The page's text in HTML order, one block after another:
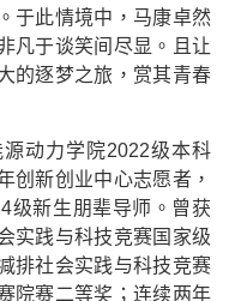
于此情境中，马康卓然
凡于谈笑间尽显。且让
的逐梦之旅，赏其青春
动力学院2022级本科
创新创业中心志愿者，
级新生朋辈导师。曾获
实践与科技竞赛国家级
排社会实践与科技竞赛
院赛二等奖；连续两年